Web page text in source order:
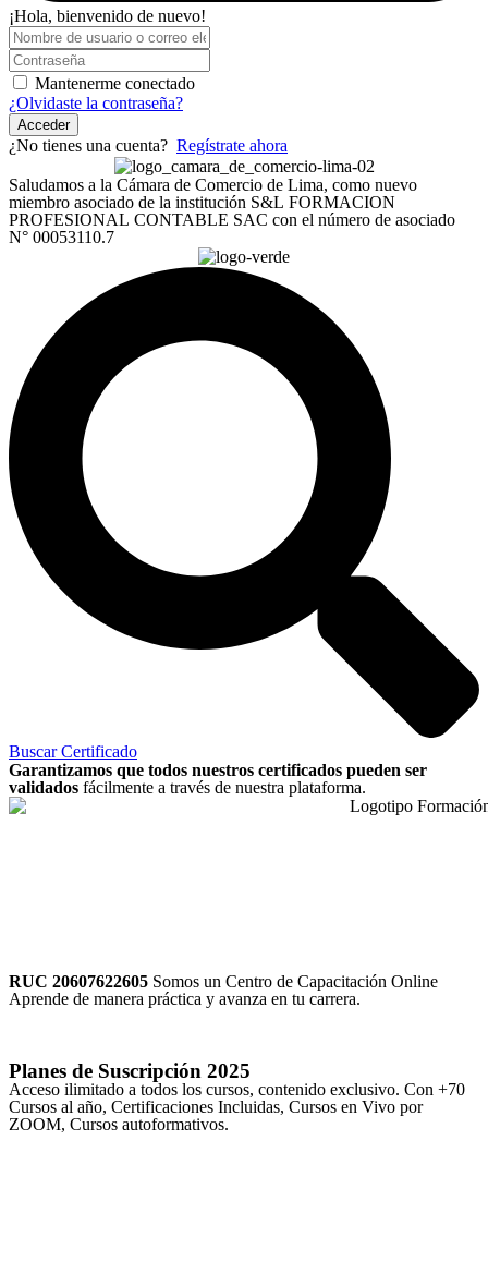
¡Hola, bienvenido de nuevo!
Mantenerme conectado
¿Olvidaste la contraseña?
Acceder
¿No tienes una cuenta? Regístrate ahora
Saludamos a la Cámara de Comercio de Lima, como nuevo
miembro asociado de la institución S&L FORMACION
PROFESIONAL CONTABLE SAC con el número de asociado
N° 00053110.7
Buscar Certificado
Garantizamos que todos nuestros certificados pueden ser
validados fácilmente a través de nuestra plataforma.
RUC 20607622605 Somos un Centro de Capacitación Online
Aprende de manera práctica y avanza en tu carrera.
Planes de Suscripción 2025
Acceso ilimitado a todos los cursos, contenido exclusivo. Con +70
Cursos al año, Certificaciones Incluidas, Cursos en Vivo por
ZOOM, Cursos autoformativos.